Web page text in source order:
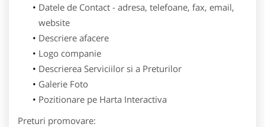
Datele de Contact - adresa, telefoane, fax, email,
website
Descriere afacere
Logo companie
Descrierea Serviciilor si a Preturilor
Galerie Foto
Pozitionare pe Harta Interactiva
Preturi promovare: